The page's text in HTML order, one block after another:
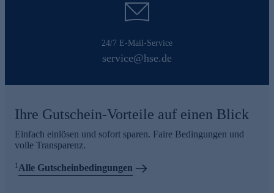
24/7 E-Mail-Service
service@hse.de
Ihre Gutschein-Vorteile auf einen Blick
Einfach einlösen und sofort sparen. Faire Bedingungen und
volle Transparenz.
1Alle Gutscheinbedingungen